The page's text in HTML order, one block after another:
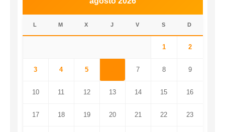
L M X J V S D
1 2
3 4 5 7 8 9
10 11 12 13 14 15 16
17 18 19 20 21 22 23